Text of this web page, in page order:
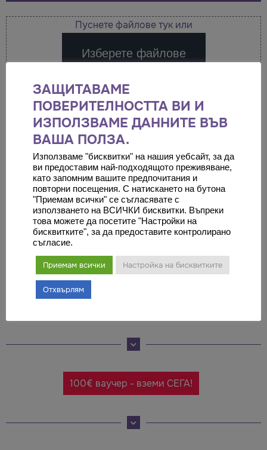
Пуснете файлове тук или
Изберете файлове
Приети типове файлове: jpg, pdf, Максимален размер
на файла: 2 MB, Максимален брой файлове:
Максимален брой файлове: 6.
Формат jpg, pdf, максимум 3 файла.
Оставете коментар
Трябва давлезете
100€ ваучер - вземи СЕГА!
ЗАЩИТАВАМЕ
ПОВЕРИТЕЛНОСТТА ВИ И
ИЗПОЛЗВАМЕ ДАННИТЕ ВЪВ
ВАША ПОЛЗА.
Използваме "бисквитки" на нашия уебсайт, за да
ви предоставим най-подходящото преживяване,
като запомним вашите предпочитания и
повторни посещения. С натискането на бутона
"Приемам всички" се съгласявате с
използването на ВСИЧКИ бисквитки. Въпреки
това можете да посетите "Настройки на
бисквитките", за да предоставите контролирано
съгласие.
Приемам всички Настройка на бисквитките
Отхвърлям